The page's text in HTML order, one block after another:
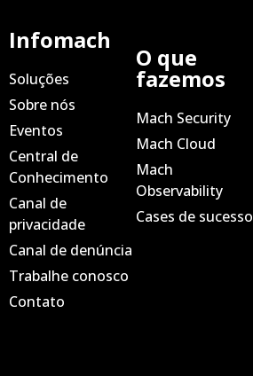
Infomach
Soluções
Sobre nós
Eventos
Central de
Conhecimento
Canal de
privacidade
Canal de denúncia
Trabalhe conosco
Contato
O que
fazemos
Mach Security
Mach Cloud
Mach
Observability
Cases de sucesso